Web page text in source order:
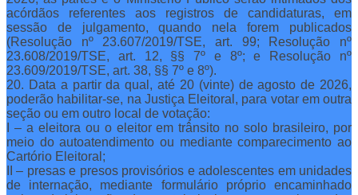
acórdãos referentes aos registros de candidaturas, em
sessão de julgamento, quando nela forem publicados
(Resolução nº 23.607/2019/TSE, art. 99; Resolução nº
23.608/2019/TSE, art. 12, §§ 7º e 8º; e Resolução nº
23.609/2019/TSE, art. 38, §§ 7º e 8º).
20. Data a partir da qual, até 20 (vinte) de agosto de 2026,
poderão habilitar-se, na Justiça Eleitoral, para votar em outra
seção ou em outro local de votação:
I – a eleitora ou o eleitor em trânsito no solo brasileiro, por
meio do autoatendimento ou mediante comparecimento ao
Cartório Eleitoral;
II – presas e presos provisórios e adolescentes em unidades
de internação, mediante formulário próprio encaminhado